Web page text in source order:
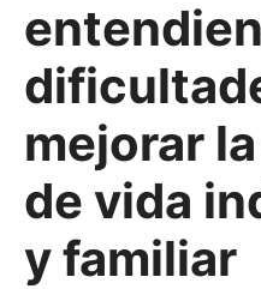
mejorar
de vida
y familiar